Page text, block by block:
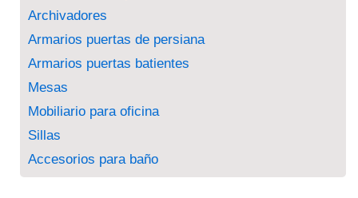
Archivadores
Armarios puertas de persiana
Armarios puertas batientes
Mesas
Mobiliario para oficina
Sillas
Accesorios para baño